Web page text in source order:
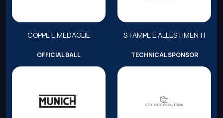
COPPE E MEDAGLIE STAMPE E ALLESTIMENTI
OFFICIAL BALL TECHNICAL SPONSOR